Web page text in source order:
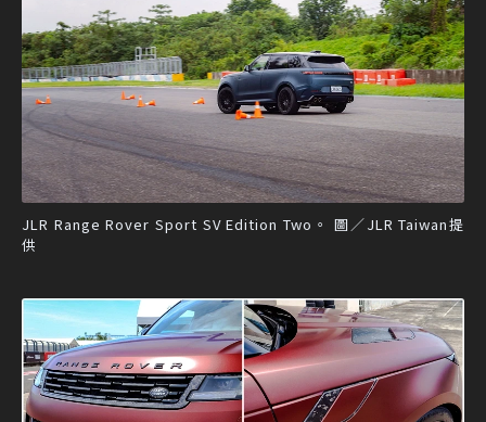
JLR Range Rover Sport SV Edition Two。 圖／JLR Taiwan提
供